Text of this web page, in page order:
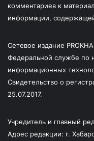
комментариев к
информации,
Сетевое издание
Федеральной службе по
информационных
Свидетельство о
25.07.2017.
Учредитель и главный
Адрес редакции: г.